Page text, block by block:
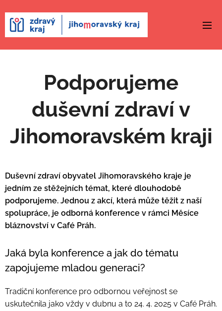
Podporujeme
duševní zdraví v
Jihomoravském kraji
Duševní zdraví obyvatel Jihomoravského kraje je
jedním ze stěžejních témat, které dlouhodobě
podporujeme. Jednou z akcí, která může těžit z naší
spolupráce, je odborná konference v rámci Měsíce
bláznovství v Café Práh.
Jaká byla konference a jak do tématu
zapojujeme mladou generaci?
Tradiční konference pro odbornou veřejnost se
uskutečnila jako vždy v dubnu a to 24. 4. 2025 v Café Práh.